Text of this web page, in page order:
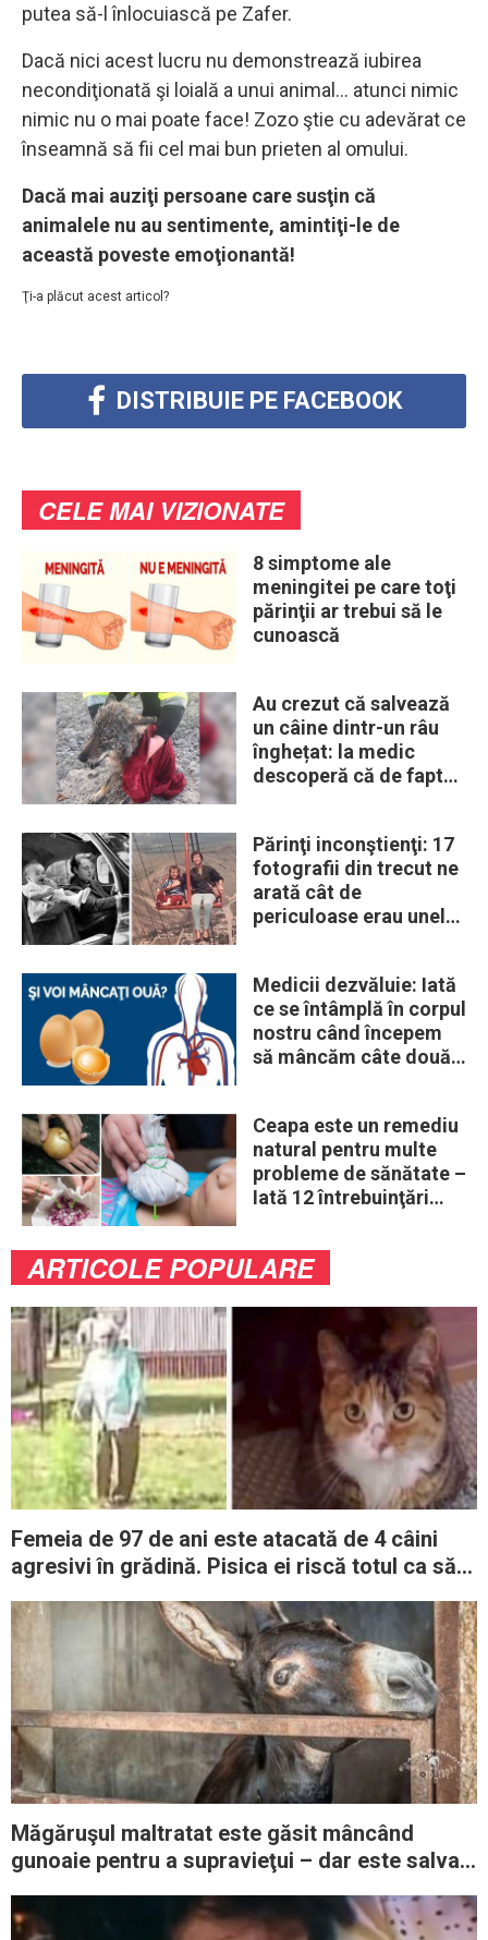
putea să-l înlocuiască pe Zafer.
Dacă nici acest lucru nu demonstrează iubirea
necondiţionată şi loială a unui animal… atunci nimic
nimic nu o mai poate face! Zozo ştie cu adevărat ce
înseamnă să fii cel mai bun prieten al omului.
Dacă mai auziţi persoane care susţin că
animalele nu au sentimente, amintiţi-le de
această poveste emoţionantă!
Ţi-a plăcut acest articol?
DISTRIBUIE PE FACEBOOK
CELE MAI VIZIONATE
8 simptome ale
meningitei pe care toţi
părinţii ar trebui să le
cunoască
Au crezut că salvează
un câine dintr-un râu
înghețat: la medic
descoperă că de fapt
Părinţi inconştienţi: 17
fotografii din trecut ne
arată cât de
periculoase erau unele
Medicii dezvăluie: Iată
ce se întâmplă în corpul
nostru când începem
să mâncăm câte două
Ceapa este un remediu
natural pentru multe
probleme de sănătate –
Iată 12 întrebuinţări
ARTICOLE POPULARE
Femeia de 97 de ani este atacată de 4 câini
agresivi în grădină. Pisica ei riscă totul ca să o
Măgăruşul maltratat este găsit mâncând
gunoaie pentru a supravieţui – dar este salvat